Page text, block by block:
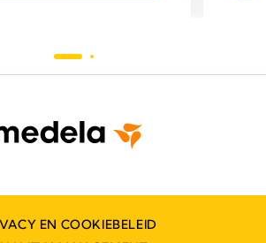
EN COOKIEBELEID